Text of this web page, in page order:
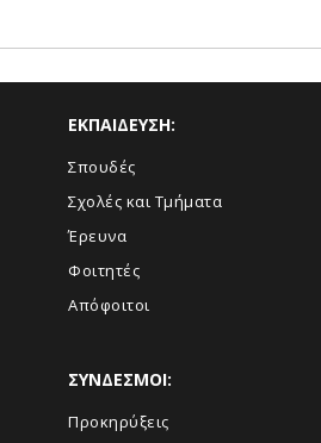
ΕΚΠΑΙΔΕΥΣΗ:
Σπουδές
Σχολές και Τμήματα
Έρευνα
Φοιτητές
Απόφοιτοι
ΣΥΝΔΕΣΜΟΙ:
Προκηρύξεις